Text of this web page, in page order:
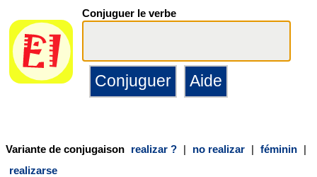
Conjuguer le verbe
Variante de conjugaison realizar ? | no realizar | féminin |
realizarse